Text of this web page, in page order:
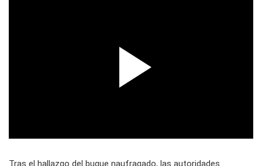
Tras el hallazgo del buque naufragado, las autoridades